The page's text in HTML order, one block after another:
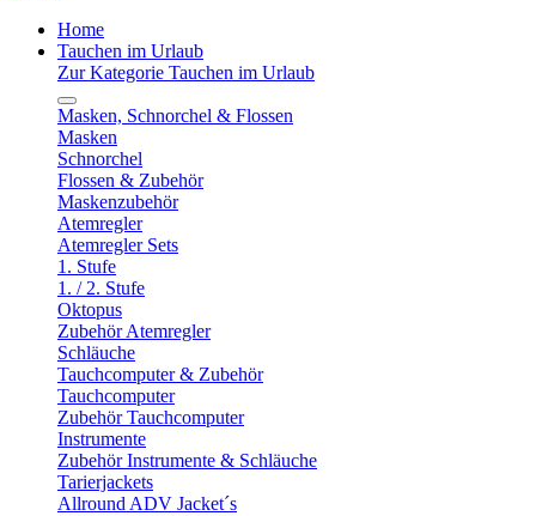
Home
Tauchen im Urlaub
Zur Kategorie Tauchen im Urlaub
Masken, Schnorchel & Flossen
Masken
Schnorchel
Flossen & Zubehör
Maskenzubehör
Atemregler
Atemregler Sets
1. Stufe
1. / 2. Stufe
Oktopus
Zubehör Atemregler
Schläuche
Tauchcomputer & Zubehör
Tauchcomputer
Zubehör Tauchcomputer
Instrumente
Zubehör Instrumente & Schläuche
Tarierjackets
Allround ADV Jacket´s